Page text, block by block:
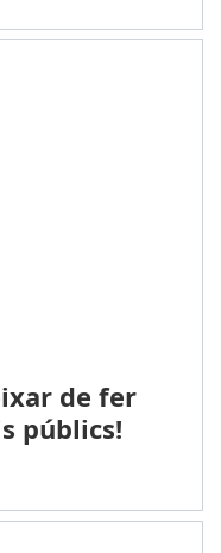
de fer
públics!